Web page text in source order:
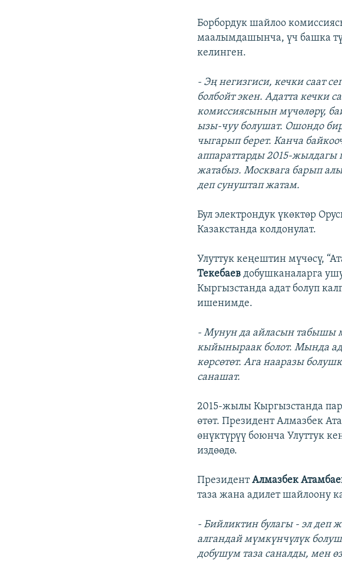
Борбордук шайлоо
маалымдашынча, үч башка
келинген.
- Эң негизгиси, кечки саат
болбойт экен. Адатта кечки
комиссиясынын мүчөлөрү,
ызы-чуу болушат. Ошондо
чыгарып берет. Канча
аппараттарды 2015-жылдагы
жатабыз. Москвага барып
деп сунуштап жатам.
Бул электрондук үкөктөр
Казакстанда колдонулат.
Улуттук кеңештин мүчөсү,
Текебаевдобушканаларга
Кыргызстанда адат болуп
ишенимде.
- Мунун да айласын табышы
кыйыныраак болот. Мында
көрсөтөт. Ага нааразы
санашат.
2015-жылы Кыргызстанда
өтөт. Президент Алмазбек
өнүктүрүү боюнча Улуттук
издөөдө.
ПрезидентАлмазбек
таза жана адилет шайлоону
- Бийликтин булагы - эл деп
алгандай мүмкүнчүлүк
добушум таза саналды, мен